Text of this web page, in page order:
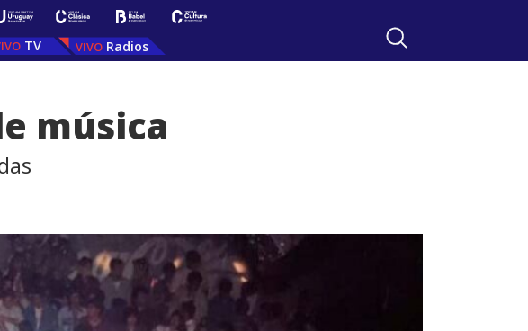
TV Radios
música